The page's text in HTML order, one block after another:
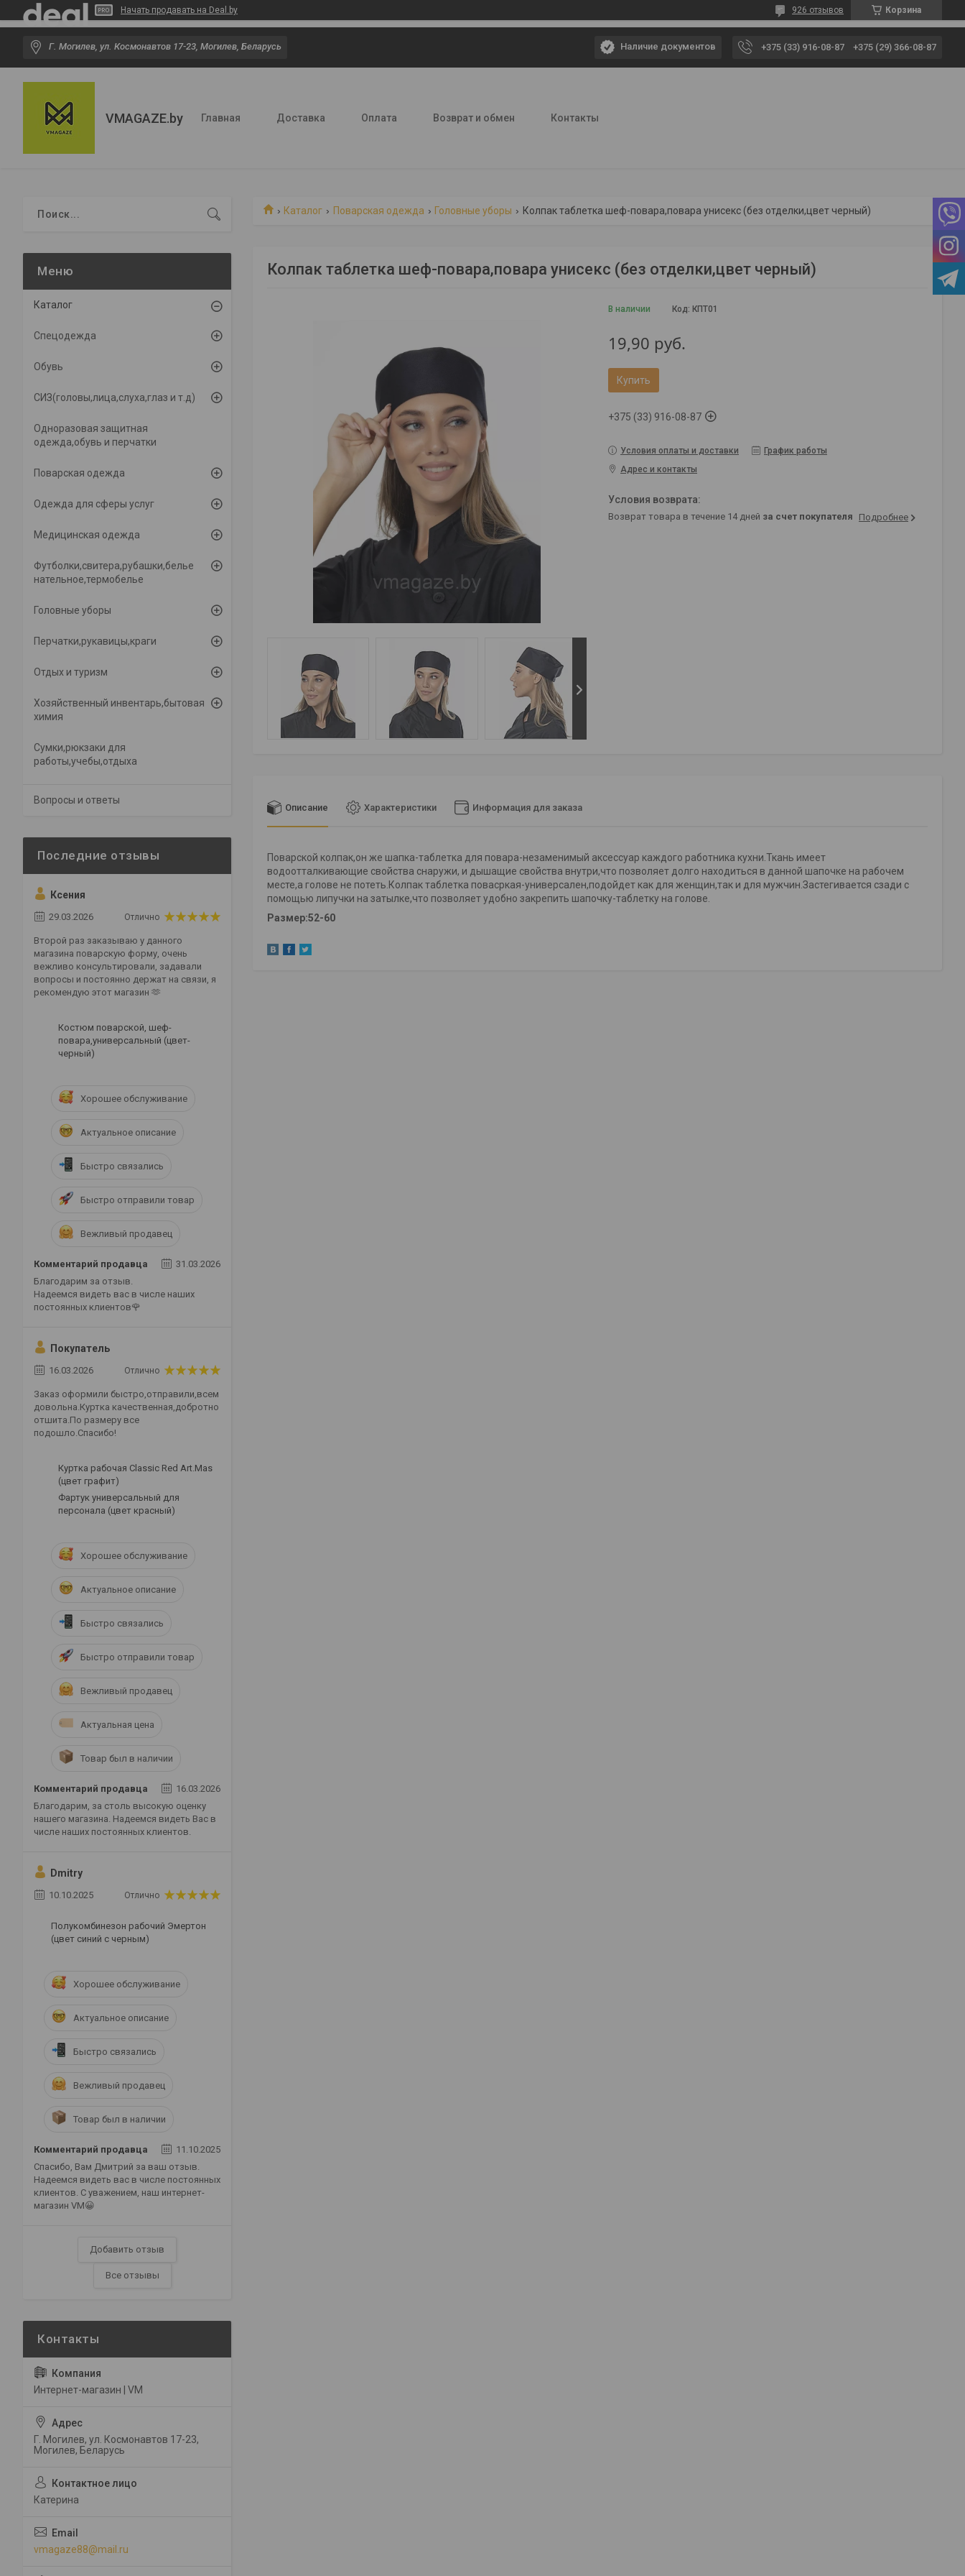
Начать продавать на Deal.by Корзина
926 отзывов
Г. Могилев, ул. Космонавтов 17-23, Могилев, Беларусь Наличие документов +375 (33) 916-08-87 +375 (29) 366-08-87
VMAGAZE.by Главная Доставка Оплата Возврат и обмен Контакты
Каталог Поварская одежда Головные уборы Колпак таблетка шеф-повара,повара унисекс (без отделки,цвет черный)
Колпак таблетка шеф-повара,повара унисекс (без отделки,цвет черный)
В наличии Код: КПТ01
19,90 руб.
Купить
+375 (33) 916-08-87
Условия оплаты и доставки
График работы
Адрес и контакты
возврат товара в течение 14 дней за счет покупателя Подробнее
Описание Характеристики Информация для заказа
Поварской колпак,он же шапка-таблетка для повара-незаменимый аксессуар каждого работника кухни.Ткань имеет
водоотталкивающие свойства снаружи, и дышащие свойства внутри,что позволяет долго находиться в данной шапочке на рабочем
месте,а голове не потеть.Колпак таблетка повасркая-универсален,подойдет как для женщин,так и для мужчин.Застегивается сзади с
помощью липучки на затылке,что позволяет удобно закрепить шапочку-таблетку на голове.
Размер:52-60
Каталог
Спецодежда
Обувь
СИЗ(головы,лица,слуха,глаз и т.д)
Одноразовая защитная
одежда,обувь и перчатки
Поварская одежда
Одежда для сферы услуг
Медицинская одежда
Футболки,свитера,рубашки,белье
нательное,термобелье
Головные уборы
Перчатки,рукавицы,краги
Отдых и туризм
Хозяйственный инвентарь,бытовая
химия
Сумки,рюкзаки для
работы,учебы,отдыха
Вопросы и ответы
Ксения
29.03.2026 Отлично
Второй раз заказываю у данного
магазина поварскую форму, очень
вежливо консультировали, задавали
вопросы и постоянно держат на связи, я
рекомендую этот магазин 🫶
Костюм поварской, шеф-
повара,универсальный (цвет-
черный)
Хорошее обслуживание
Актуальное описание
Быстро связались
Быстро отправили товар
Вежливый продавец
Комментарий продавца
31.03.2026
Благодарим за отзыв.
Надеемся видеть вас в числе наших
постоянных клиентов🌹
Покупатель
16.03.2026 Отлично
Заказ оформили быстро,отправили,всем
довольна.Куртка качественная,добротно
отшита.По размеру все
подошло.Спасибо!
Куртка рабочая Classic Red Art.Mas
(цвет графит)
Фартук универсальный для
персонала (цвет красный)
Хорошее обслуживание
Актуальное описание
Быстро связались
Быстро отправили товар
Вежливый продавец
Актуальная цена
Товар был в наличии
Комментарий продавца
16.03.2026
Благодарим, за столь высокую оценку
нашего магазина. Надеемся видеть Вас в
числе наших постоянных клиентов.
Dmitry
10.10.2025 Отлично
Полукомбинезон рабочий Эмертон
(цвет синий с черным)
Хорошее обслуживание
Актуальное описание
Быстро связались
Вежливый продавец
Товар был в наличии
Комментарий продавца
11.10.2025
Спасибо, Вам Дмитрий за ваш отзыв.
Надеемся видеть вас в числе постоянных
клиентов. С уважением, наш интернет-
магазин VM😀
Добавить отзыв
Все отзывы
Интернет-магазин | VM
Г. Могилев, ул. Космонавтов 17-23,
Могилев, Беларусь
Катерина
vmagaze88@mail.ru